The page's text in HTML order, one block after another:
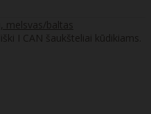
melsvas/baltas
I CAN šaukšteliai kūdikiams.